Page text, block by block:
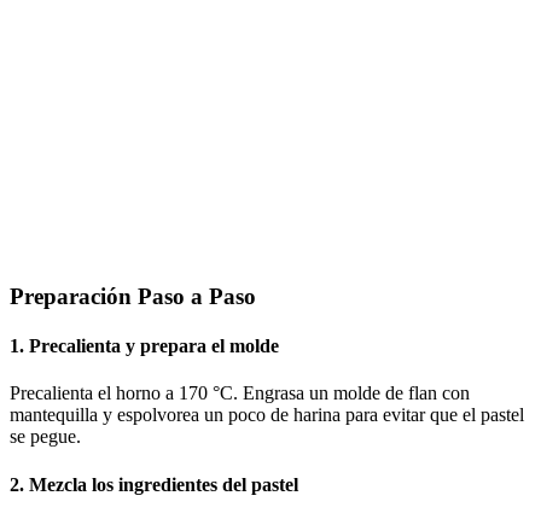
Preparación Paso a Paso
1. Precalienta y prepara el molde
Precalienta el horno a 170 °C. Engrasa un molde de flan con
mantequilla y espolvorea un poco de harina para evitar que el pastel
se pegue.
2. Mezcla los ingredientes del pastel